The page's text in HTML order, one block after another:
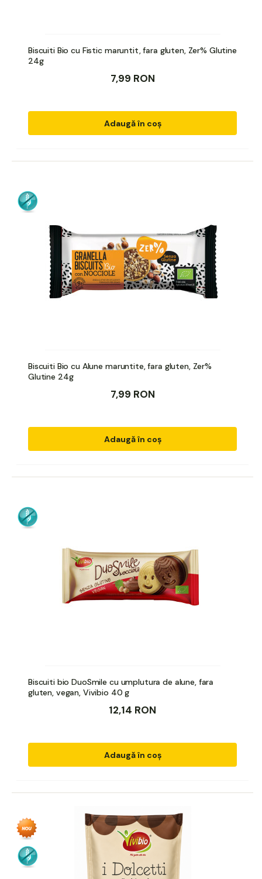
Biscuiti Bio cu Fistic maruntit, fara gluten, Zer% Glutine
24g
7,99 RON
Adaugă în coș
Biscuiti Bio cu Alune maruntite, fara gluten, Zer%
Glutine 24g
7,99 RON
Adaugă în coș
Biscuiti bio DuoSmile cu umplutura de alune, fara
gluten, vegan, Vivibio 40 g
12,14 RON
Adaugă în coș